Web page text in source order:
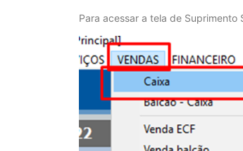
Para acessar a tela de Suprimento